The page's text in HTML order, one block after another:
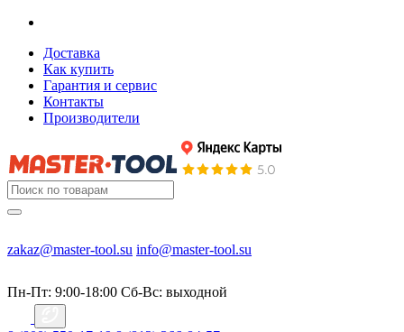
Доставка
Как купить
Гарантия и сервис
Контакты
Производители
zakaz@master-tool.su info@master-tool.su
Пн-Пт: 9:00-18:00 Cб-Вс: выходной